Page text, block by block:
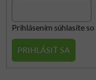
Prihlásením súhlasíte so
PRIHLÁSIŤ SA